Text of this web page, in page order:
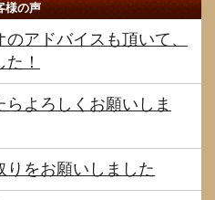
様の声
アドバイスも頂いて、
！
らよろしくお願いしま
をお願いしました